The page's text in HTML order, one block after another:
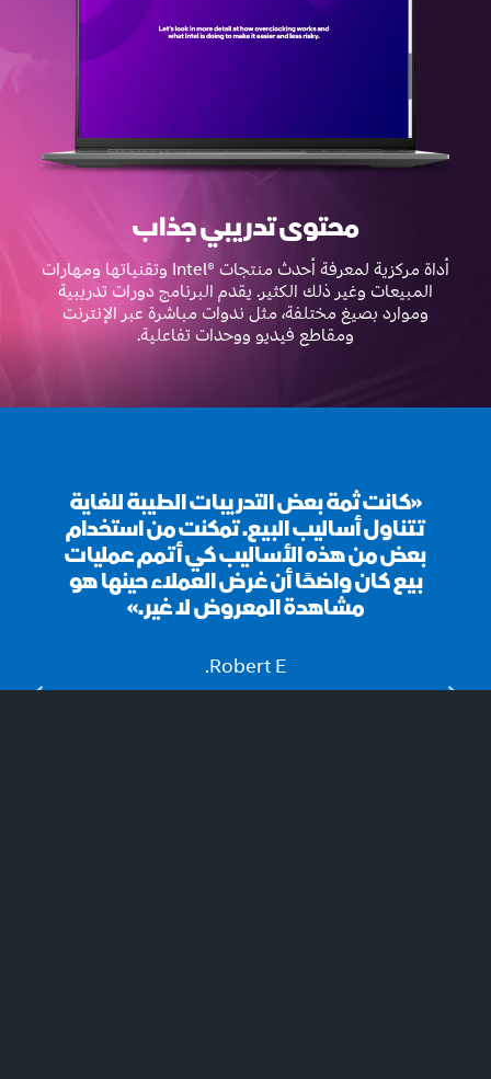
محتوى تدريبي جذاب
أداة مركزية لمعرفة أحدث منتجات Intel®‎ وتقنياتها ومهارات
المبيعات وغير ذلك الكثير. يقدم البرنامج دورات تدريبية
وموارد بصيغ مختلفة، مثل ندوات مباشرة عبر الإنترنت
ومقاطع فيديو ووحدات تفاعلية.
«كانت ثمة بعض التدريبات الطيبة للغاية
تتناول أساليب البيع. تمكنت من استخدام
بعض من هذه الأساليب كي أتمم عمليات
بيع كان واضحًا أن غرض العملاء حينها هو
مشاهدة المعروض لا غير.»
Robert E.